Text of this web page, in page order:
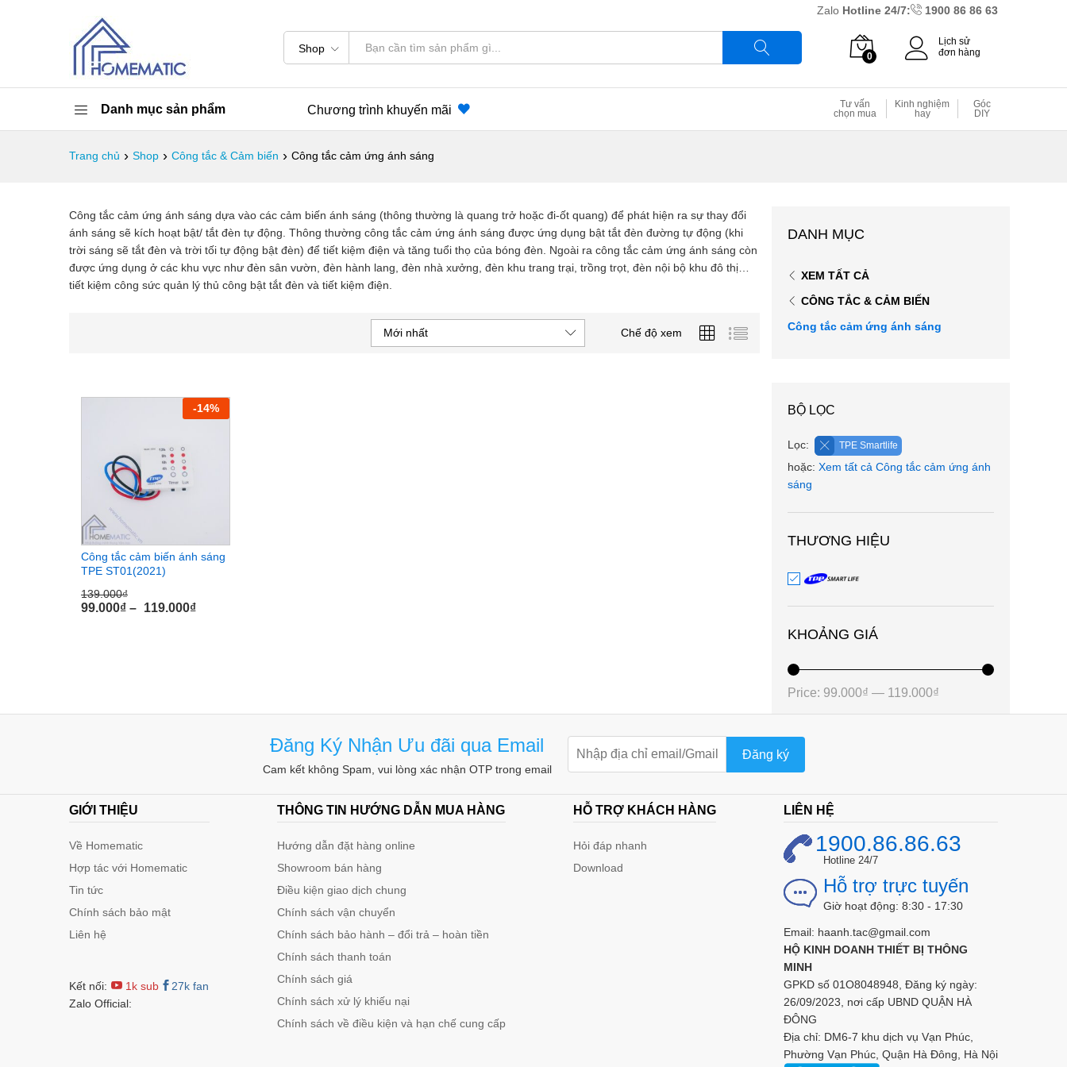
Zalo Hotline 24/7: 1900 86 86 63
Shop
0
Lịch sử
đơn hàng
Danh mục sản phẩm Chương trình khuyến mãi
Tư vấn
chọn mua
Kinh nghiệm
hay
Góc
DIY
Trang chủ › Shop › Công tắc & Cảm biến › Công tắc cảm ứng ánh sáng
Công tắc cảm ứng ánh sáng dựa vào các cảm biến ánh sáng (thông thường là quang trở hoặc đi-ốt quang) để phát hiện ra sự thay đổi
ánh sáng sẽ kích hoạt bật/ tắt đèn tự động. Thông thường công tắc cảm ứng ánh sáng được ứng dụng bật tắt đèn đường tự động (khi
trời sáng sẽ tắt đèn và trời tối tự động bật đèn) để tiết kiệm điện và tăng tuổi thọ của bóng đèn. Ngoài ra công tắc cảm ứng ánh sáng còn
được ứng dụng ở các khu vực như đèn sân vườn, đèn hành lang, đèn nhà xưởng, đèn khu trang trại, trồng trọt, đèn nội bộ khu đô thị…
tiết kiệm công sức quản lý thủ công bật tắt đèn và tiết kiệm điện.
Chế độ xem
Mới nhất
-14%
Công tắc cảm biến ánh sáng
TPE ST01(2021)
139.000₫
99.000₫ – 119.000₫
139.000₫
99.000₫ 119.000₫
DANH MỤC
XEM TẤT CẢ
CÔNG TẮC & CẢM BIẾN
Công tắc cảm ứng ánh sáng
BỘ LỌC
Lọc: TPE Smartlife
hoặc: Xem tất cả Công tắc cảm ứng ánh
sáng
THƯƠNG HIỆU
KHOẢNG GIÁ
Price: 99.000₫ — 119.000₫
Đăng Ký Nhận Ưu đãi qua Email
Cam kết không Spam, vui lòng xác nhận OTP trong email
Đăng ký
GIỚI THIỆU
Về Homematic
Hợp tác với Homematic
Tin tức
Chính sách bảo mật
Liên hệ
Kết nối: 1k sub
27k fan
Zalo Official:
THÔNG TIN HƯỚNG DẪN MUA HÀNG
Hướng dẫn đặt hàng online
Showroom bán hàng
Điều kiện giao dịch chung
Chính sách vận chuyển
Chính sách bảo hành – đổi trả – hoàn tiền
Chính sách thanh toán
Chính sách giá
Chính sách xử lý khiếu nại
Chính sách về điều kiện và hạn chế cung cấp
HỖ TRỢ KHÁCH HÀNG
Hỏi đáp nhanh
Download
LIÊN HỆ
1900.86.86.63
Hotline 24/7
Hỗ trợ trực tuyến
Giờ hoạt động: 8:30 - 17:30
Email: haanh.tac@gmail.com
HỘ KINH DOANH THIẾT BỊ THÔNG
MINH
GPKD số 01O8048948, Đăng ký ngày:
26/09/2023, nơi cấp UBND QUẬN HÀ
ĐÔNG
Địa chỉ: DM6-7 khu dịch vụ Vạn Phúc,
Phường Vạn Phúc, Quận Hà Đông, Hà Nội